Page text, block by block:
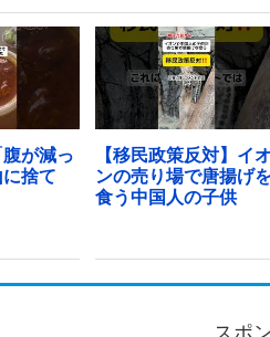
が減っ
捨て
【移民政策反対】イ
ンの売り場で唐揚げ
食う中国人の子供
スポ